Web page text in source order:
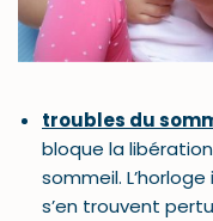
troubles du
bloque la
sommeil.
s’en trouvent